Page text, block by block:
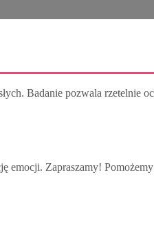
Badanie pozwala rzetelnie
emocji. Zapraszamy!